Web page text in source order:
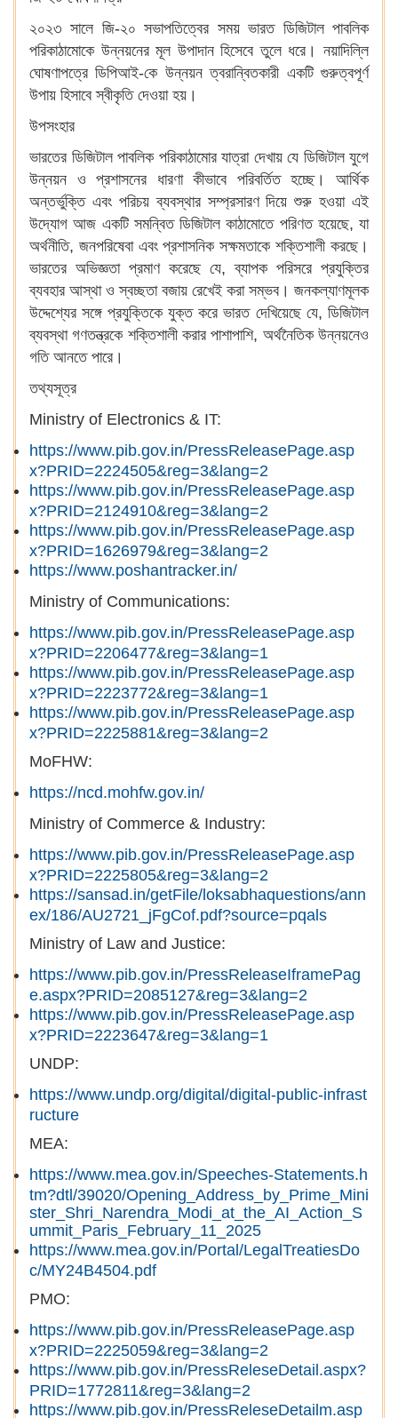
২০২৩ সালে জি-২০ সভাপতিত্বের সময় ভারত ডিজিটাল পাবলিক
পরিকাঠামোকে উন্নয়নের মূল উপাদান হিসেবে তুলে ধরে। নয়াদিল্লি
ঘোষণাপত্রে ডিপিআই-কে উন্নয়ন ত্বরান্বিতকারী একটি গুরুত্বপূর্ণ
উপায় হিসাবে স্বীকৃতি দেওয়া হয়।
উপসংহার
ভারতের ডিজিটাল পাবলিক পরিকাঠামোর যাত্রা দেখায় যে ডিজিটাল যুগে
উন্নয়ন ও প্রশাসনের ধারণা কীভাবে পরিবর্তিত হচ্ছে। আর্থিক
অন্তর্ভুক্তি এবং পরিচয় ব্যবস্থার সম্প্রসারণ দিয়ে শুরু হওয়া এই
উদ্যোগ আজ একটি সমন্বিত ডিজিটাল কাঠামোতে পরিণত হয়েছে, যা
অর্থনীতি, জনপরিষেবা এবং প্রশাসনিক সক্ষমতাকে শক্তিশালী করছে।
ভারতের অভিজ্ঞতা প্রমাণ করেছে যে, ব্যাপক পরিসরে প্রযুক্তির
ব্যবহার আস্থা ও স্বচ্ছতা বজায় রেখেই করা সম্ভব। জনকল্যাণমূলক
উদ্দেশ্যের সঙ্গে প্রযুক্তিকে যুক্ত করে ভারত দেখিয়েছে যে, ডিজিটাল
ব্যবস্থা গণতন্ত্রকে শক্তিশালী করার পাশাপাশি, অর্থনৈতিক উন্নয়নেও
গতি আনতে পারে।
তথ্যসূত্র
Ministry of Electronics & IT:
https://www.pib.gov.in/PressReleasePage.asp
x?PRID=2224505&reg=3&lang=2
https://www.pib.gov.in/PressReleasePage.asp
x?PRID=2124910&reg=3&lang=2
https://www.pib.gov.in/PressReleasePage.asp
x?PRID=1626979&reg=3&lang=2
https://www.poshantracker.in/
Ministry of Communications:
https://www.pib.gov.in/PressReleasePage.asp
x?PRID=2206477&reg=3&lang=1
https://www.pib.gov.in/PressReleasePage.asp
x?PRID=2223772&reg=3&lang=1
https://www.pib.gov.in/PressReleasePage.asp
x?PRID=2225881&reg=3&lang=2
MoFHW:
https://ncd.mohfw.gov.in/
Ministry of Commerce & Industry:
https://www.pib.gov.in/PressReleasePage.asp
x?PRID=2225805&reg=3&lang=2
https://sansad.in/getFile/loksabhaquestions/ann
ex/186/AU2721_jFgCof.pdf?source=pqals
Ministry of Law and Justice:
https://www.pib.gov.in/PressReleaseIframePag
e.aspx?PRID=2085127&reg=3&lang=2
https://www.pib.gov.in/PressReleasePage.asp
x?PRID=2223647&reg=3&lang=1
UNDP:
https://www.undp.org/digital/digital-public-infrast
ructure
MEA:
https://www.mea.gov.in/Speeches-Statements.h
tm?dtl/39020/Opening_Address_by_Prime_Mini
ster_Shri_Narendra_Modi_at_the_AI_Action_S
ummit_Paris_February_11_2025
https://www.mea.gov.in/Portal/LegalTreatiesDo
c/MY24B4504.pdf
PMO:
https://www.pib.gov.in/PressReleasePage.asp
x?PRID=2225059&reg=3&lang=2
https://www.pib.gov.in/PressReleseDetail.aspx?
PRID=1772811&reg=3&lang=2
https://www.pib.gov.in/PressReleseDetailm.asp